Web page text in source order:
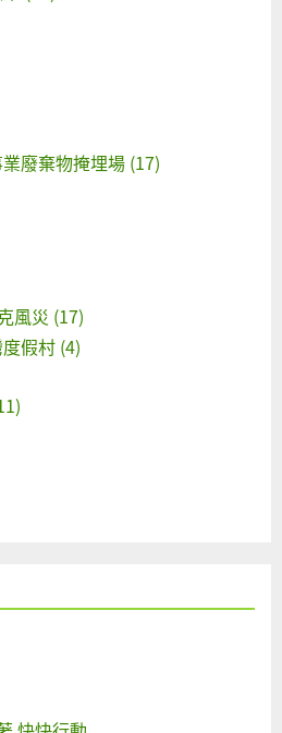
廢棄物掩埋場 (17)
風災 (17)
假村 (4)